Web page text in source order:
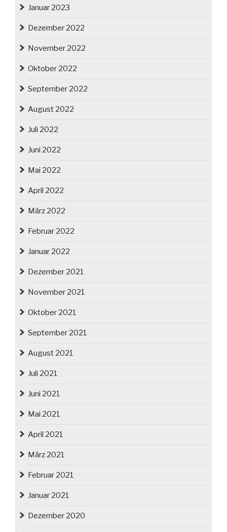
Januar 2023
Dezember 2022
November 2022
Oktober 2022
September 2022
August 2022
Juli 2022
Juni 2022
Mai 2022
April 2022
März 2022
Februar 2022
Januar 2022
Dezember 2021
November 2021
Oktober 2021
September 2021
August 2021
Juli 2021
Juni 2021
Mai 2021
April 2021
März 2021
Februar 2021
Januar 2021
Dezember 2020